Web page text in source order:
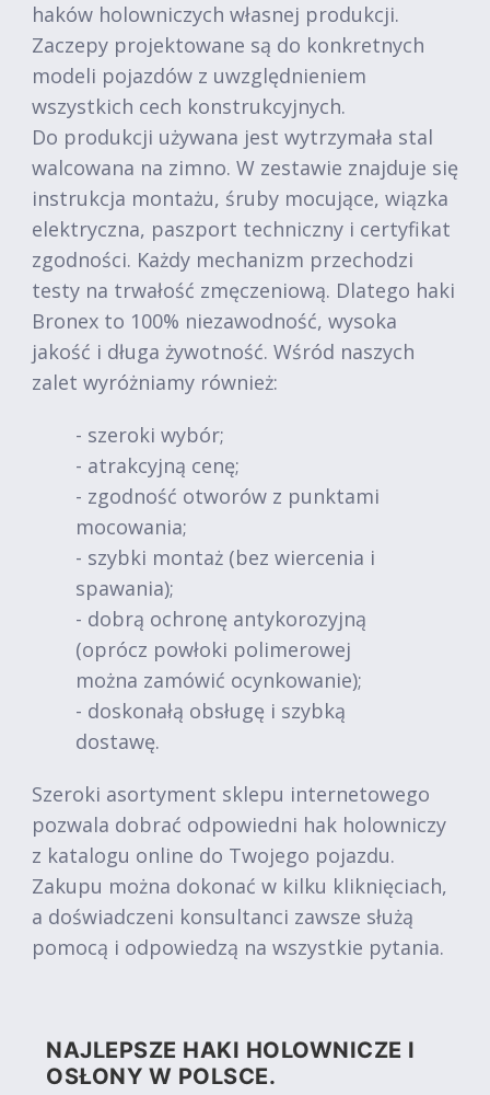
haków holowniczych własnej produkcji.
Zaczepy projektowane są do konkretnych
modeli pojazdów z uwzględnieniem
wszystkich cech konstrukcyjnych.
Do produkcji używana jest wytrzymała stal
walcowana na zimno. W zestawie znajduje się
instrukcja montażu, śruby mocujące, wiązka
elektryczna, paszport techniczny i certyfikat
zgodności. Każdy mechanizm przechodzi
testy na trwałość zmęczeniową. Dlatego haki
Bronex to 100% niezawodność, wysoka
jakość i długa żywotność. Wśród naszych
zalet wyróżniamy również:
- szeroki wybór;
- atrakcyjną cenę;
- zgodność otworów z punktami
mocowania;
- szybki montaż (bez wiercenia i
spawania);
- dobrą ochronę antykorozyjną
(oprócz powłoki polimerowej
można zamówić ocynkowanie);
- doskonałą obsługę i szybką
dostawę.
Szeroki asortyment sklepu internetowego
pozwala dobrać odpowiedni hak holowniczy
z katalogu online do Twojego pojazdu.
Zakupu można dokonać w kilku kliknięciach,
a doświadczeni konsultanci zawsze służą
pomocą i odpowiedzą na wszystkie pytania.
NAJLEPSZE HAKI HOLOWNICZE I
OSŁONY W POLSCE.